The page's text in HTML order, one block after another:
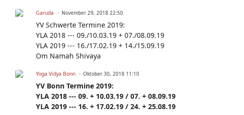
Garuda November 29, 2018 22:50
YV Schwerte Termine 2019:
YLA 2018 --- 09./10.03.19 + 07./08.09.19
YLA 2019 --- 16./17.02.19 + 14./15.09.19
Om Namah Shivaya
Yoga Vidya Bonn Oktober 30, 2018 11:10
YV Bonn Termine 2019:
YLA 2018 --- 09. + 10.03.19 / 07. + 08.09.19
YLA 2019 --- 16. + 17.02.19 / 24. + 25.08.19